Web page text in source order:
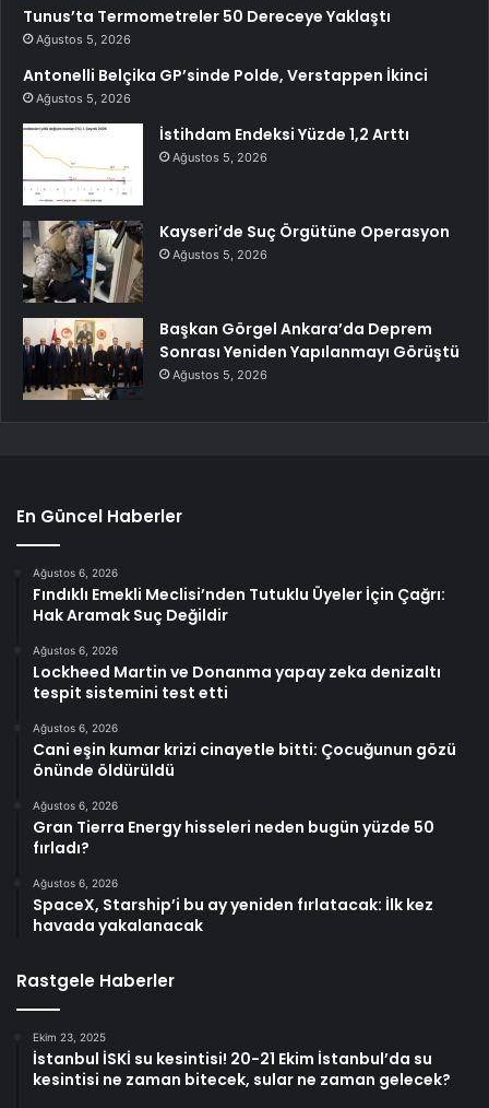
Tunus’ta Termometreler 50 Dereceye Yaklaştı
Ağustos 5, 2026
Antonelli Belçika GP’sinde Polde, Verstappen İkinci
Ağustos 5, 2026
İstihdam Endeksi Yüzde 1,2 Arttı
Ağustos 5, 2026
Kayseri’de Suç Örgütüne Operasyon
Ağustos 5, 2026
Başkan Görgel Ankara’da Deprem
Sonrası Yeniden Yapılanmayı Görüştü
Ağustos 5, 2026
En Güncel Haberler
Ağustos 6, 2026
Fındıklı Emekli Meclisi’nden Tutuklu Üyeler İçin Çağrı:
Hak Aramak Suç Değildir
Ağustos 6, 2026
Lockheed Martin ve Donanma yapay zeka denizaltı
tespit sistemini test etti
Ağustos 6, 2026
Cani eşin kumar krizi cinayetle bitti: Çocuğunun gözü
önünde öldürüldü
Ağustos 6, 2026
Gran Tierra Energy hisseleri neden bugün yüzde 50
fırladı?
Ağustos 6, 2026
SpaceX, Starship’i bu ay yeniden fırlatacak: İlk kez
havada yakalanacak
Rastgele Haberler
Ekim 23, 2025
İstanbul İSKİ su kesintisi! 20-21 Ekim İstanbul’da su
kesintisi ne zaman bitecek, sular ne zaman gelecek?